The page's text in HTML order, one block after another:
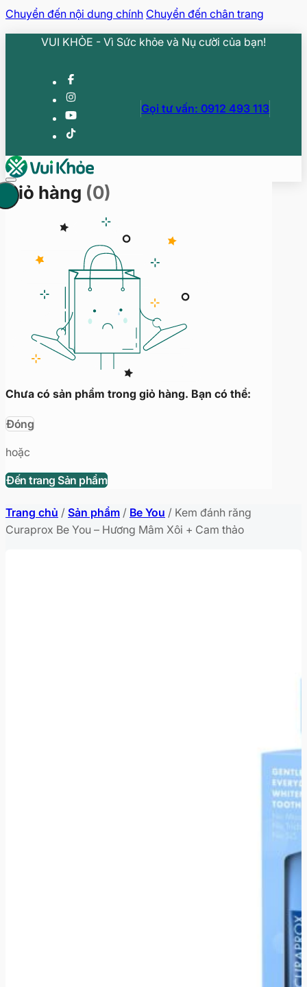
Chuyển đến nội dung chính Chuyển đến chân trang
VUI KHỎE - Vì Sức khỏe và Nụ cười của bạn!
Gọi tư vấn: 0912 493 113
Giỏ hàng (0)
Chưa có sản phẩm trong giỏ hàng. Bạn có thể:
Đóng
hoặc
Đến trang Sản phẩm
Trang chủ / Sản phẩm / Be You / Kem đánh răng
Curaprox Be You – Hương Mâm Xôi + Cam thảo